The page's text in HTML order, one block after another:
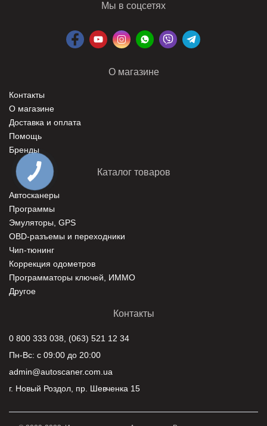
Мы в соцсетях
О магазине
Контакты
О магазине
Доставка и оплата
Помощь
Бренды
Каталог товаров
Автосканеры
Программы
Эмуляторы, GPS
ОBD-разъемы и переходники
Чип-тюнинг
Коррекция одометров
Программаторы ключей, ИММО
Другое
Контакты
0 800 333 038, (063) 521 12 34
Пн-Вс: с 09:00 до 20:00
admin@autoscaner.com.ua
г. Новый Роздол, пр. Шевченка 15